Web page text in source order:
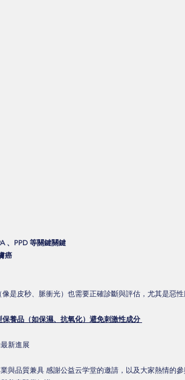
、PPD 等關鍵關鍵
癌
是皮秒、脈衝光）也需要正確診斷與評估，尤其是惡
養品（如保濕、抗氧化）避免刺激性成分
新進展
與品質兼具 感謝公益云学堂的邀請，以及大家熱情的